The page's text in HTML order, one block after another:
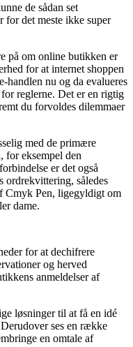
de sådan set
for det meste ikke super
på om online butikken er
for at internet shoppen
handlen nu og da evalueres
reglerne. Det er en rigtig
du forvoldes dilemmaer
med de primære
for eksempel den
er det også
ordrekvittering, således
Cmyk Pen, ligegyldigt om
dame.
for at dechifrere
og herved
anmeldelser af
løsninger til at få en idé
ses en række
en omtale af